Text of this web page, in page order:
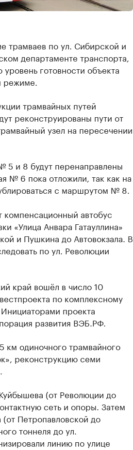
трамваев по ул. Сибирской и
департаменте транспорта,
готовности объекта
режиме.
трамвайных путей
реконструированы пути от
узел на пересечении
и 8 будут перенаправлены
№ 6 пока отложили, так как на
с маршрутом № 8.
компенсационный автобус
«Улица Анвара Гатауллина»
и Пушкина до Автовокзала. В
по ул. Революции
край вошёл в число 10
по комплексному
проекта
развития ВЭБ.РФ.
км одиночного трамвайного
реконструкцию семи
(от Революции до
сеть и опоры. Затем
Петропавловской до
тоннеля до ул.
линию по улице